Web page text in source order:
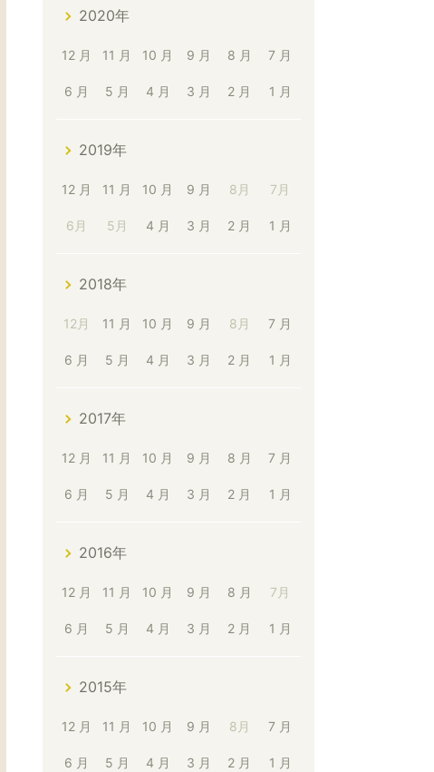
2020年
12 月 11 月 10 月 9 月 8 月 7 月
6 月 5 月 4 月 3 月 2 月 1 月
2019年
12 月 11 月 10 月 9 月 8月 7月
6月 5月 4 月 3 月 2 月 1 月
2018年
12月 11 月 10 月 9 月 8月 7 月
6 月 5 月 4 月 3 月 2 月 1 月
2017年
12 月 11 月 10 月 9 月 8 月 7 月
6 月 5 月 4 月 3 月 2 月 1 月
2016年
12 月 11 月 10 月 9 月 8 月 7月
6 月 5 月 4 月 3 月 2 月 1 月
2015年
12 月 11 月 10 月 9 月 8月 7 月
6 月 5 月 4 月 3 月 2 月 1 月